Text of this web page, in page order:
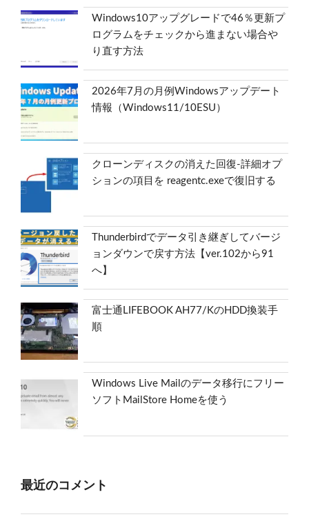
Windows10アップグレードで46％更新プ
ログラムをチェックから進まない場合や
り直す方法
2026年7月の月例Windowsアップデート
情報（Windows11/10ESU）
クローンディスクの消えた回復-詳細オプ
ションの項目を reagentc.exeで復旧する
Thunderbirdでデータ引き継ぎしてバージ
ョンダウンで戻す方法【ver.102から91
へ】
富士通LIFEBOOK AH77/KのHDD換装手
順
Windows Live Mailのデータ移行にフリー
ソフトMailStore Homeを使う
最近のコメント